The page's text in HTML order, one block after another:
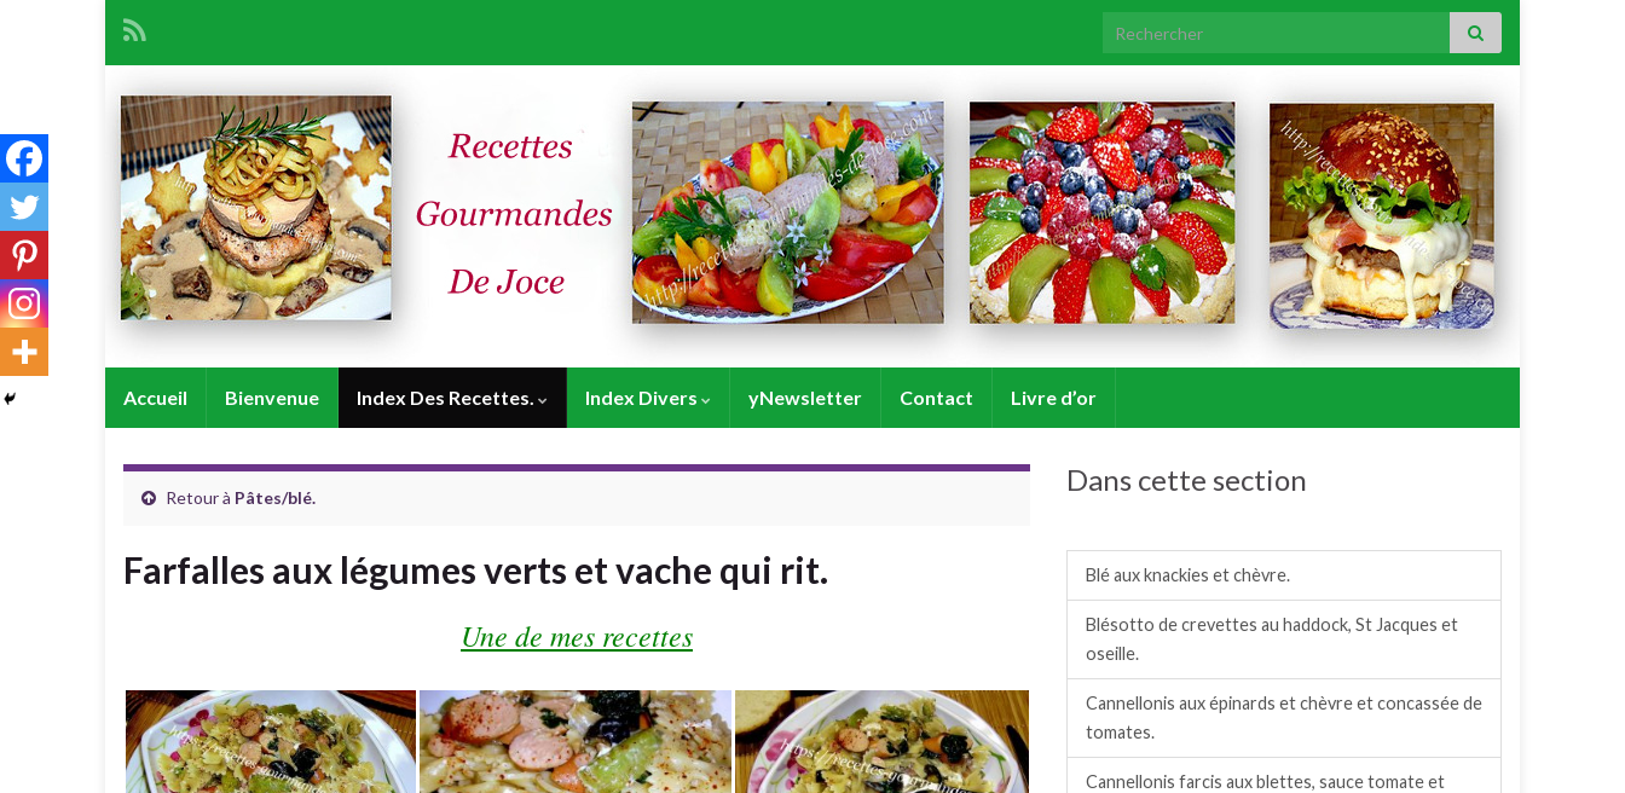
Search for:
Accueil Bienvenue Index Des Recettes. Index Divers yNewsletter Contact Livre d’or
Retour à Pâtes/blé.
Farfalles aux légumes verts et vache qui rit.
Une de mes recettes
Dans cette section
Blé aux knackies et chèvre.
Blésotto de crevettes au haddock, St Jacques et
oseille.
Cannellonis aux épinards et chèvre et concassée de
tomates.
Cannellonis farcis aux blettes, sauce tomate et